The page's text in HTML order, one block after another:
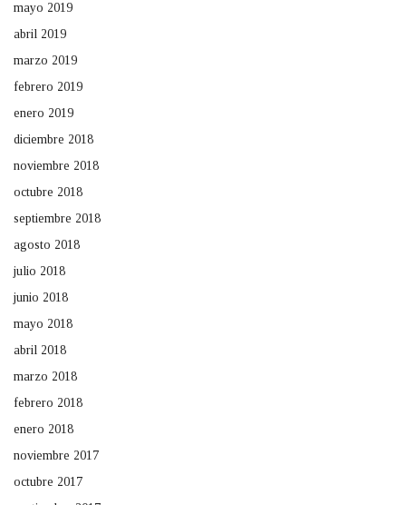
mayo 2019
abril 2019
marzo 2019
febrero 2019
enero 2019
diciembre 2018
noviembre 2018
octubre 2018
septiembre 2018
agosto 2018
julio 2018
junio 2018
mayo 2018
abril 2018
marzo 2018
febrero 2018
enero 2018
noviembre 2017
octubre 2017